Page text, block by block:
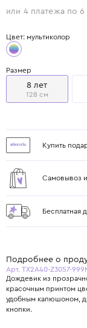
или 4 платежа по 6
Цвет: мультиколор
Размер
8 лет
128 см
Купить
Самовывоз
Бесплатная
Подробнее о
Арт. TX2A40-Z3057-
Дождевик из
красочным принтом
удобным капюшоном,
кнопки.